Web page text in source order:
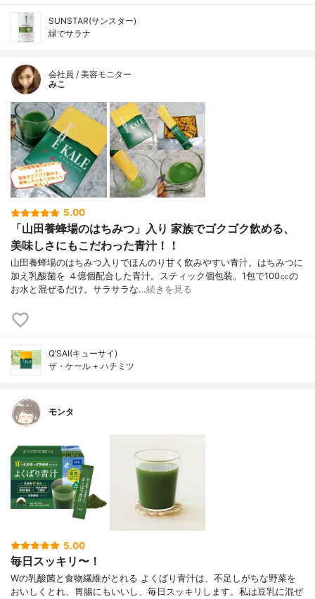
SUNSTAR(サンスター)
緑でサラナ
会社員 / 美容モニター
みこ
5.00
「山田養蜂場のはちみつ」入り 家族でゴクゴク飲める、
美味しさにもこだわった青汁！！
山田養蜂場のはちみつ入りでほんのり甘く飲みやすい青汁。はちみつに
加え乳酸菌を ４億個配合した青汁。スティック個包装。1包で100㏄の
お水と混ぜるだけ。サラサラな…続きを見る
Q’SAI(キューサイ)
ザ・ケール + ハチミツ
モンタ
5.00
毎日スッキリ〜！
Wの乳酸菌と食物繊維がとれる よくばり青汁は、不足しがちな野菜を
おいしくとれ、胃腸にもいいし、毎日スッキリします。私は豆乳に混ぜ